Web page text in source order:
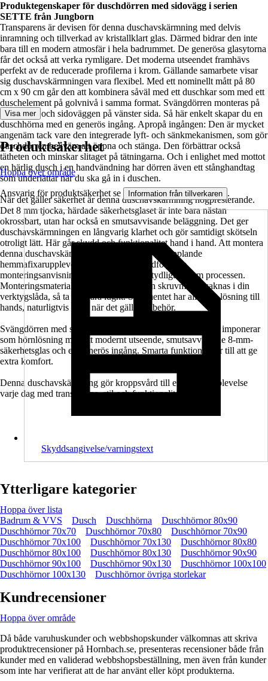
Produktegenskaper för duschdörren med sidovägg i serien
SETTE från Jungborn
Transparens är devisen för denna duschavskärmning med delvis
inramning och tillverkad av kristallklart glas. Därmed bidrar den inte
bara till en modern atmosfär i hela badrummet. De generösa glasytorna
får det också att verka rymligare. Det moderna utseendet framhävs
perfekt av de reducerade profilerna i krom. Gällande samarbete visar
sig duschavskärmningen vara flexibel. Med ett nominellt mått på 80
cm x 90 cm går den att kombinera såväl med ett duschkar som med ett
duschelement på golvnivå i samma format. Svängdörren monteras på
höger sida och sidoväggen på vänster sida. Så här enkelt skapar du en
duschhörna med en generös ingång. Apropå ingången: Den är mycket
angenäm tack vare den integrerade lyft- och sänkmekanismen, som gör
duschdörren bekväm att öppna och stänga. Den förbättrar också
tätheten och minskar slitaget på tätningarna. Och i enlighet med mottot
en härlig dusch i en handvändning har dörren även ett stånghandtag
som underlättar när du ska gå in i duschen.
När det gäller säkerhet är denna duschavskärmning högpresterande.
Det 8 mm tjocka, härdade säkerhetsglaset är inte bara nästan
okrossbart, utan har också en smutsavvisande beläggning. Det ger
duschavskärmningen en långvarig klarhet och gör samtidigt skötseln
otroligt lätt. Här går skydd och funktionalitet hand i hand. Att montera
denna duschavskärmning artar sig till en avkopplande
hemmafixarupplevelse tack vare den medföljande
monteringsanvisningen. Den guidar dig tydligt genom processen.
Monteringsmaterialet ingår också. Om en skruvmejsel saknas i din
verktygslåda, så ta det bara lugnt. Sortimentet har alltid en lösning till
hands, naturligtvis även när det gäller tillbehör.
Svängdörren med sidovägg i serien SETTE från Jungborn imponerar
som hörnlösning med ett modernt utseende, smutsavvisande 8-mm-
säkerhetsglas och en generös ingång. Smarta funktioner ser till att ge
extra komfort.
Denna duschavskärmning gör kroppsvård till en härlig upplevelse
varje dag med transparens, stil och funktionalitet.
Visa mer
Produktsäkerhet
Hoppa över område
Ansvarig för produktsäkerhet se Information från tillverkaren .
Skyddsangivelse/varningstext
Ytterligare kategorier
Hoppa över lista
Badrum & VVS
Dusch Duschhörna
Duschhörnor 80x90
Duschhörnor 70x70
Duschhörnor 70x80
Duschhörnor 70x90
Duschhörnor 70x100
Duschhörnor 70x130
Duschhörnor 80x80
Duschhörnor 80x100
Duschhörnor 80x130
Duschhörnor 90x90
Duschhörnor 90x100
Duschhörnor 90x130
Duschhörnor 100x100
Duschhörnor 100x130
Duschhörnor övriga storlekar
Kundrecensioner
Hoppa över område
Då både varuhuskunder och webbshopskunder välkomnas att skriva
produktrecensioner på Hornbach.se, presenteras recensioner både från
kunder med en validerad webbshopsbeställning, men även från kunder
som inte har verifierat att de har använt eller köpt produkterna.